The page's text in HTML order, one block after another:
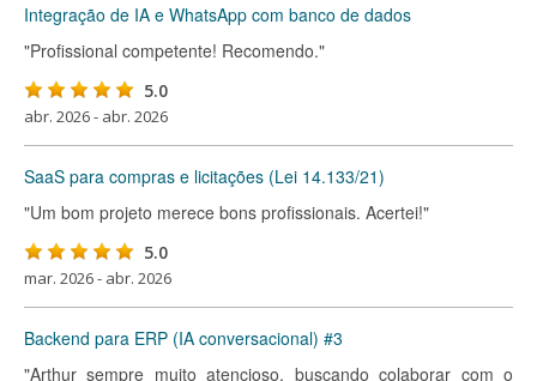
Integração de IA e WhatsApp com banco de dados
"Profissional competente! Recomendo."
5.0
abr. 2026 - abr. 2026
SaaS para compras e licitações (Lei 14.133/21)
"Um bom projeto merece bons profissionais. Acertei!"
5.0
mar. 2026 - abr. 2026
Backend para ERP (IA conversacional) #3
"Arthur sempre muito atencioso, buscando colaborar com o